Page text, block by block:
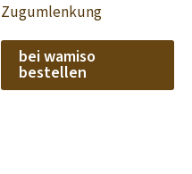
Zugumlenkung
bei wamiso
bestellen